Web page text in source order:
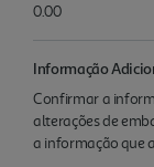
0.00
Informação
Confirmar a
alterações de
a informação que